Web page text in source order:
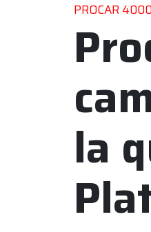
PROCAR 4000
la